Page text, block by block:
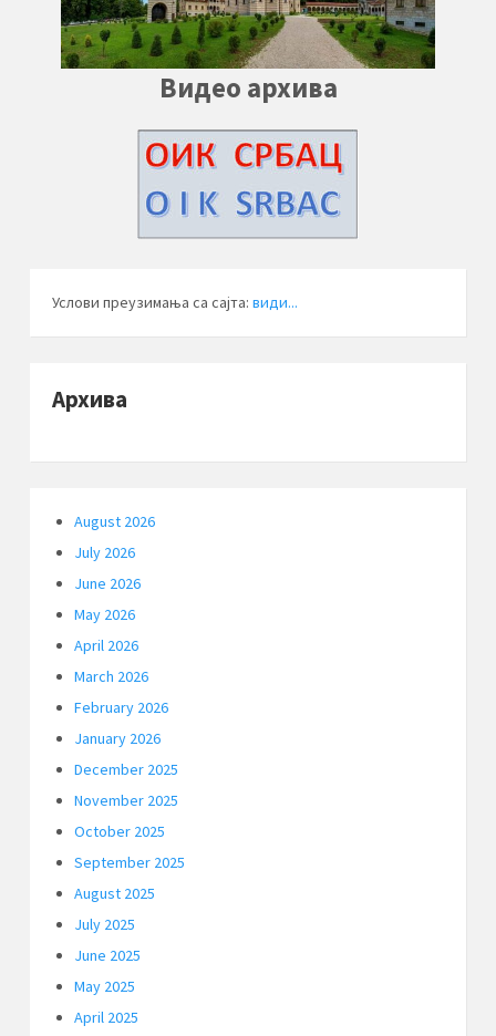
Видео архива
Услови преузимања са сајта: види...
Архива
August 2026
July 2026
June 2026
May 2026
April 2026
March 2026
February 2026
January 2026
December 2025
November 2025
October 2025
September 2025
August 2025
July 2025
June 2025
May 2025
April 2025